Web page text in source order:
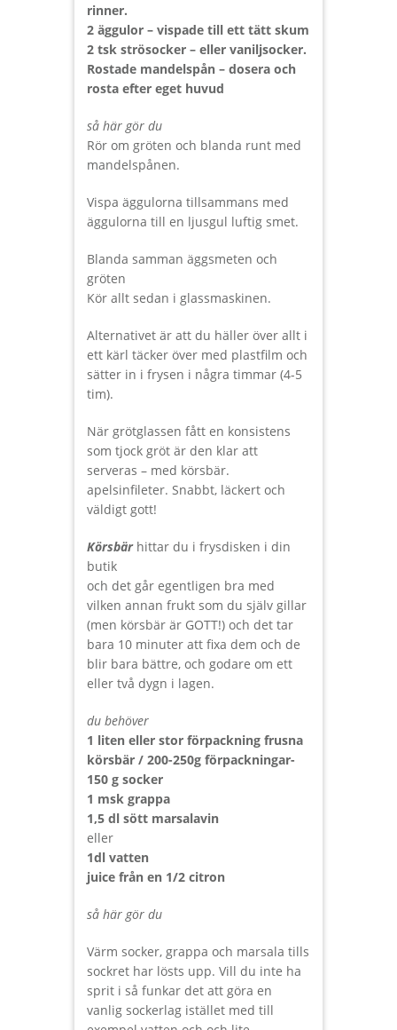
rinner.
2 äggulor – vispade till ett tätt skum
2 tsk strösocker – eller vaniljsocker.
Rostade mandelspån – dosera och
rosta efter eget huvud
så här gör du
Rör om gröten och blanda runt med
mandelspånen.
Vispa äggulorna tillsammans med
äggulorna till en ljusgul luftig smet.
Blanda samman äggsmeten och
gröten
Kör allt sedan i glassmaskinen.
Alternativet är att du häller över allt i
ett kärl täcker över med plastfilm och
sätter in i frysen i några timmar (4-5
tim).
När grötglassen fått en konsistens
som tjock gröt är den klar att
serveras – med körsbär.
apelsinfileter. Snabbt, läckert och
väldigt gott!
Körsbärhittar du i frysdisken i din
butik
och det går egentligen bra med
vilken annan frukt som du själv gillar
(men körsbär är GOTT!) och det tar
bara 10 minuter att fixa dem och de
blir bara bättre, och godare om ett
eller två dygn i lagen.
du behöver
1 liten eller stor förpackning frusna
körsbär / 200-250g förpackningar-
150 g socker
1 msk grappa
1,5 dl sött marsalavin
eller
1dl vatten
juice från en 1/2 citron
så här gör du
Värm socker, grappa och marsala tills
sockret har lösts upp. Vill du inte ha
sprit i så funkar det att göra en
vanlig sockerlag istället med till